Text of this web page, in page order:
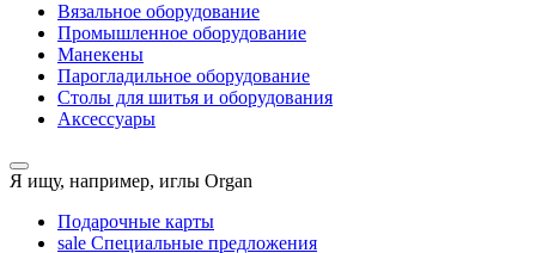
Вязальное оборудование
Промышленное оборудование
Манекены
Парогладильное оборудование
Столы для шитья и оборудования
Аксессуары
Я ищу, например, иглы Organ
Подарочные карты
sale Специальные предложения